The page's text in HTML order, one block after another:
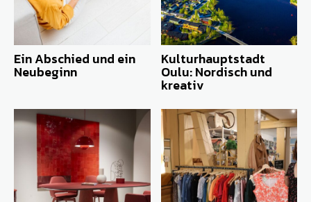
Ein Abschied und ein
Neubeginn
Kulturhauptstadt
Oulu: Nordisch und
kreativ